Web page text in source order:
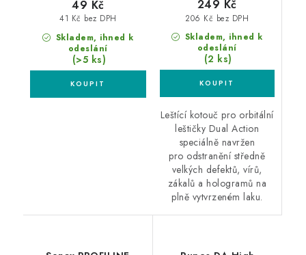
Skladem, ihned k
odeslání
(>5 ks)
41 Kč bez DPH
49 Kč
Skladem, ihned k
odeslání
(2 ks)
206 Kč bez DPH
249 Kč
Leštící kotouč pro orbitální
leštičky Dual Action
speciálně navržen
pro odstranění středně
velkých defektů, vírů,
zákalů a hologramů na
plně vytvrzeném laku.